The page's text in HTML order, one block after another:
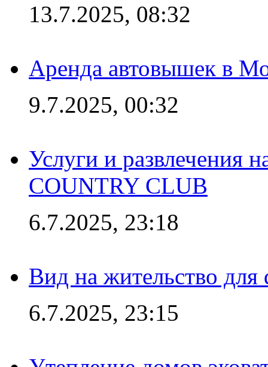
13.7.2025, 08:32
Аренда автовышек в
9.7.2025, 00:32
Услуги и развлечения
COUNTRY CLUB
6.7.2025, 23:18
Вид на жительство
6.7.2025, 23:15